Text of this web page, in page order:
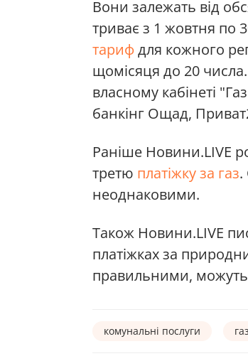
Вони залежать від
триває з 1 жовтня по
тарифдля кожного
щомісяця до 20
власному кабінеті
банкінг Ощад,
Раніше Новини.LIVE
третю платіжку за газ.
неоднаковими.
Також Новини.LIVE
платіжках за
правильними, можуть
комунальні послуги газ